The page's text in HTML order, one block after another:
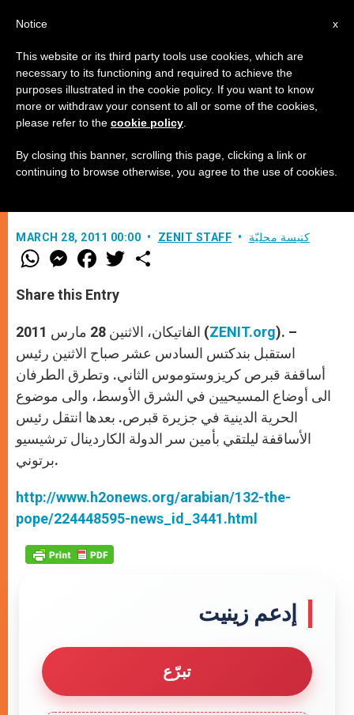
بندكتس السادس عشر يستقبل
كريزوستومس الثاني
MARCH 28, 2011 00:00 ZENIT STAFF كنيسة محليّة
W
h
t
s
p
p
M
e
s
e
g
e
r
F
a
e
b
o
k
w
r
Share this Entry
الفاتيكان، الاثنين 28 مارس 2011 (ZENIT.org). –
استقبل بندكتس السادس عشر صباح الاثنين رئيس
أساقفة قبرص كريزوستوموس الثاني. وتطرق الطرفان
الى أوضاع المسيحيين في الشرق الأوسط، والى موضوع
الحرية الدينية في جزيرة قبرص. بعدها انتقل رئيس
الأساقفة ليلتقي بأمين سر الدولة الكاردينال ترشيسيو
برتوني.
http://www.h2onews.org/arabian/132-the-
pope/224448595-news_id_3441.html
إدعم زينيت
تبرّع
x
Notice
This website or its third party tools use cookies, which are
necessary to its functioning and required to achieve the
purposes illustrated in the cookie policy. If you want to know
more or withdraw your consent to all or some of the cookies,
please refer to the cookie policy
By closing this banner, scrolling this page, clicking a link or
continuing to browse otherwise, you agree to the use of cookies.